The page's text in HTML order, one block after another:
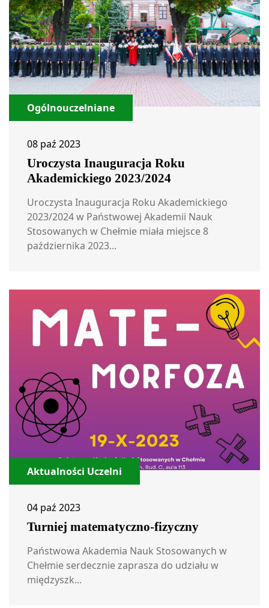
Ogólnouczelniane
08 paź 2023
Uroczysta Inauguracja Roku
Akademickiego 2023/2024
Uroczysta Inauguracja Roku Akademickiego
2023/2024 w Państwowej Akademii Nauk
Stosowanych w Chełmie miała miejsce 8
października 2023...
Aktualności Uczelni
04 paź 2023
Turniej matematyczno-fizyczny
Państwowa Akademia Nauk Stosowanych w
Chełmie serdecznie zaprasza do udziału w
międzyszk...